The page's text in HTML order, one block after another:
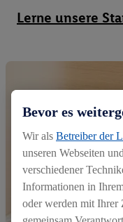
Lerne unsere
Bevor es
Wir als Betreiber der
unseren Webseiten
verschiedener
Informationen in
oder werden mit Ihrer